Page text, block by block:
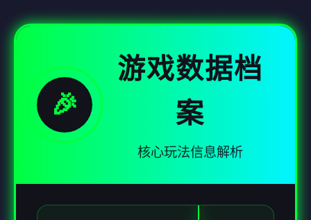
🎉
游戏数据档
案
核心玩法信息解析